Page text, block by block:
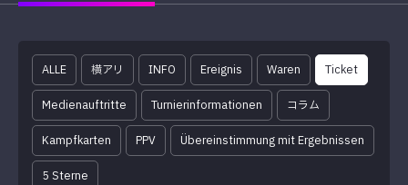
ALLE 横アリ INFO Ereignis Waren Ticket
Medienauftritte Turnierinformationen コラム
Kampfkarten PPV Übereinstimmung mit Ergebnissen
5 Sterne